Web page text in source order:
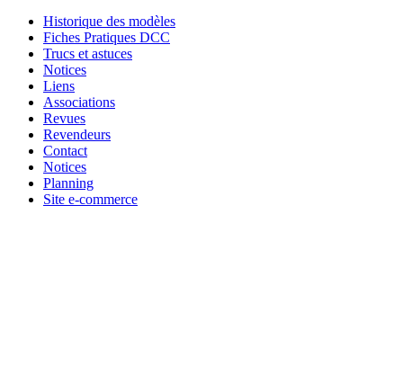
Historique des modèles
Fiches Pratiques DCC
Trucs et astuces
Notices
Liens
Associations
Revues
Revendeurs
Contact
Notices
Planning
Site e-commerce